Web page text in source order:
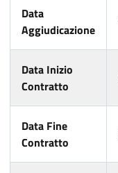
Data
Aggiudicazione
Data Inizio
Contratto
Data Fine
Contratto